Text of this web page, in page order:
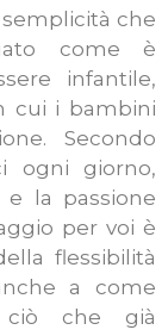
che
come è
infantile,
cui i bambini
Secondo
ogni giorno,
e la passione
per voi è
flessibilità
a come
ciò che già